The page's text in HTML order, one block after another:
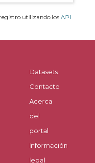
utilizando los API
Datasets
Contacto
Acerca
del
portal
Información
legal